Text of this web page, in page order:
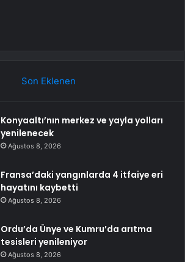
Son Eklenen
Konyaaltı’nın merkez ve yayla yolları
yenilenecek
Ağustos 8, 2026
Fransa’daki yangınlarda 4 itfaiye eri
hayatını kaybetti
Ağustos 8, 2026
Ordu’da Ünye ve Kumru’da arıtma
tesisleri yenileniyor
Ağustos 8, 2026